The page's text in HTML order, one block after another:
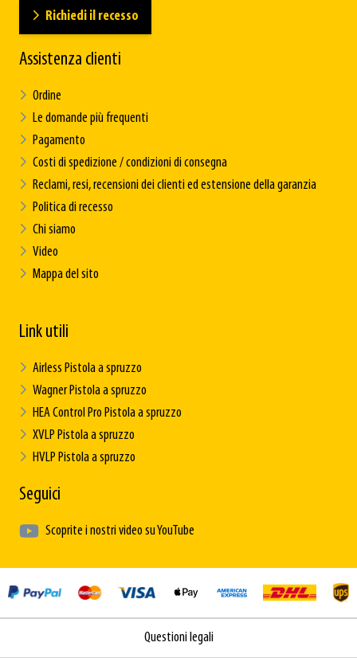
Richiedi il recesso
Assistenza clienti
Ordine
Le domande più frequenti
Pagamento
Costi di spedizione / condizioni di consegna
Reclami, resi, recensioni dei clienti ed estensione della garanzia
Politica di recesso
Chi siamo
Video
Mappa del sito
Link utili
Airless Pistola a spruzzo
Wagner Pistola a spruzzo
HEA Control Pro Pistola a spruzzo
XVLP Pistola a spruzzo
HVLP Pistola a spruzzo
Seguici
Scoprite i nostri video su YouTube
Questioni legali